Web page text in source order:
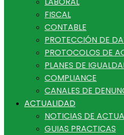
FISCAL
CONTABLE
PROTECCIÓN DE
PROTOCOLOS DE
PLANES DE
COMPLIANCE
CANALES DE
ACTUALIDAD
NOTICIAS DE
GUIAS PRACTICAS